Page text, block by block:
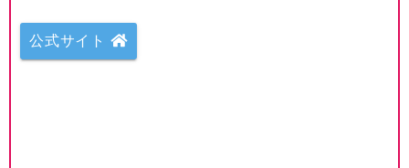
公式サイト